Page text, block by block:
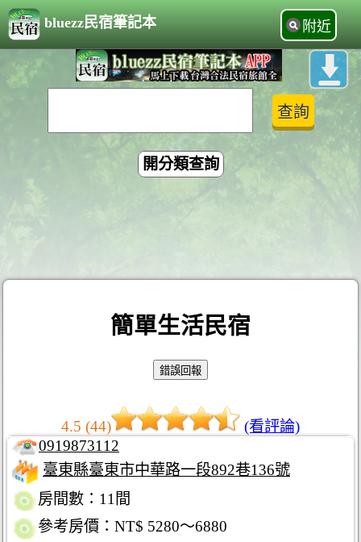
bluezz民宿筆記本 附近
開分類查詢
簡單生活民宿
4.5 (44)
(看評論)
0919873112
臺東縣臺東市中華路一段892巷136號
房間數：11間
參考房價：NT$ 5280～6880